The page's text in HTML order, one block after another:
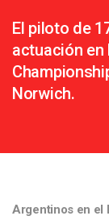
El piloto de
actuación en
Norwich.
Argentinos en el